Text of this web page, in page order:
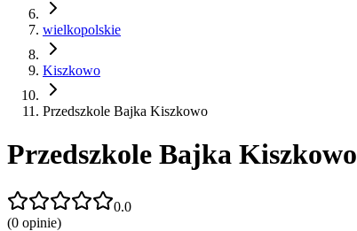
wielkopolskie
Kiszkowo
Przedszkole Bajka Kiszkowo
Przedszkole Bajka Kiszkowo
0.0
(0 opinie)